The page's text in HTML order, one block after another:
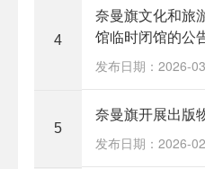
4
奈曼旗文化和旅
馆临时闭馆的公
发布日期：2026-
5
奈曼旗开展出版
发布日期：2026-